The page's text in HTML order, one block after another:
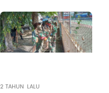
2 TAHUN LALU